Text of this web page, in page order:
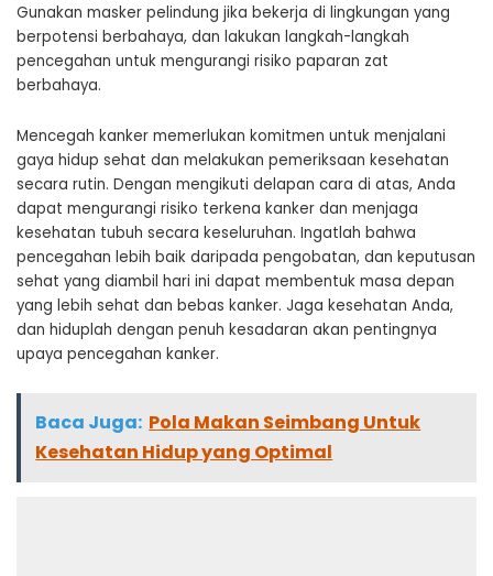
Gunakan masker pelindung jika bekerja di lingkungan yang
berpotensi berbahaya, dan lakukan langkah-langkah
pencegahan untuk mengurangi risiko paparan zat
berbahaya.
Mencegah kanker memerlukan komitmen untuk menjalani
gaya hidup sehat dan melakukan pemeriksaan kesehatan
secara rutin. Dengan mengikuti delapan cara di atas, Anda
dapat mengurangi risiko terkena kanker dan menjaga
kesehatan tubuh secara keseluruhan. Ingatlah bahwa
pencegahan lebih baik daripada pengobatan, dan keputusan
sehat yang diambil hari ini dapat membentuk masa depan
yang lebih sehat dan bebas kanker. Jaga kesehatan Anda,
dan hiduplah dengan penuh kesadaran akan pentingnya
upaya pencegahan kanker.
Baca Juga: Pola Makan Seimbang Untuk
Kesehatan Hidup yang Optimal